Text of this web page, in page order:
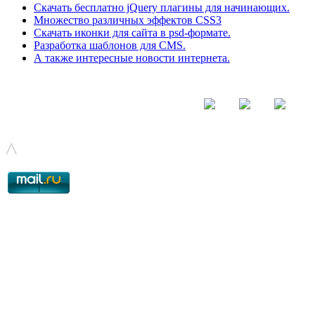
Скачать бесплатно jQuery плагины для начинающих.
Множество различных эффектов CSS3
Скачать иконки для сайта в psd-формате.
Разработка шаблонов для CMS.
А также интересные новости интернета.
© - 2015-2017 - helix.su - все для вашего сайта |
^